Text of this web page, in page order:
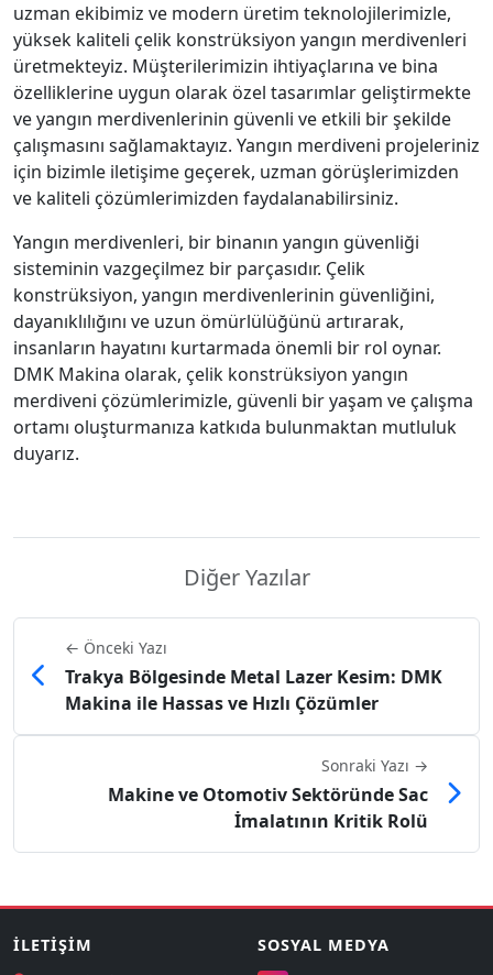
uzman ekibimiz ve modern üretim teknolojilerimizle,
yüksek kaliteli çelik konstrüksiyon yangın merdivenleri
üretmekteyiz. Müşterilerimizin ihtiyaçlarına ve bina
özelliklerine uygun olarak özel tasarımlar geliştirmekte
ve yangın merdivenlerinin güvenli ve etkili bir şekilde
çalışmasını sağlamaktayız. Yangın merdiveni projeleriniz
için bizimle iletişime geçerek, uzman görüşlerimizden
ve kaliteli çözümlerimizden faydalanabilirsiniz.
Yangın merdivenleri, bir binanın yangın güvenliği
sisteminin vazgeçilmez bir parçasıdır. Çelik
konstrüksiyon, yangın merdivenlerinin güvenliğini,
dayanıklılığını ve uzun ömürlülüğünü artırarak,
insanların hayatını kurtarmada önemli bir rol oynar.
DMK Makina olarak, çelik konstrüksiyon yangın
merdiveni çözümlerimizle, güvenli bir yaşam ve çalışma
ortamı oluşturmanıza katkıda bulunmaktan mutluluk
duyarız.
Diğer Yazılar
← Önceki Yazı
Trakya Bölgesinde Metal Lazer Kesim: DMK
Makina ile Hassas ve Hızlı Çözümler
Sonraki Yazı →
Makine ve Otomotiv Sektöründe Sac
İmalatının Kritik Rolü
İLETIŞIM SOSYAL MEDYA